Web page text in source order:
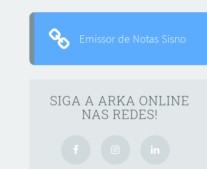
Emissor de Notas Sisno
SIGA A ARKA ONLINE
NAS REDES!